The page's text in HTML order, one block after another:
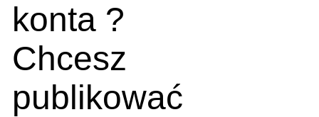
konta ?
Chcesz
publikować